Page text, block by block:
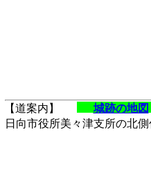
城跡の地図
【道案内】
日向市役所美々津支所の北側